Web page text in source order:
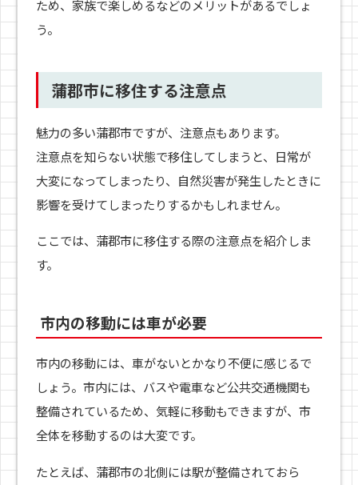
ため、家族で楽しめるなどのメリットがあるでしょ
う。
蒲郡市に移住する注意点
魅力の多い蒲郡市ですが、注意点もあります。
注意点を知らない状態で移住してしまうと、日常が
大変になってしまったり、自然災害が発生したときに
影響を受けてしまったりするかもしれません。
ここでは、蒲郡市に移住する際の注意点を紹介しま
す。
市内の移動には車が必要
市内の移動には、車がないとかなり不便に感じるで
しょう。市内には、バスや電車など公共交通機関も
整備されているため、気軽に移動もできますが、市
全体を移動するのは大変です。
たとえば、蒲郡市の北側には駅が整備されておら